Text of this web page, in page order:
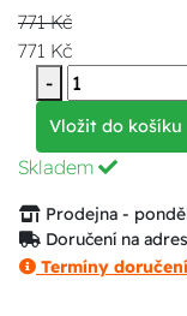
771 Kč
771 Kč
-
Vložit do košíku
Skladem
Prodejna -
Doručení na
Termíny